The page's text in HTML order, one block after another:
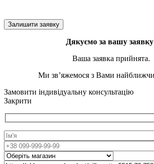
Дякуємо за вашу
Ваша заявка прийнята.
Ми зв’яжемося з Вами
Замовити індивідуальну консультацію
Закрити